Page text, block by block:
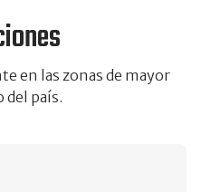
en las zonas de mayor
del país.